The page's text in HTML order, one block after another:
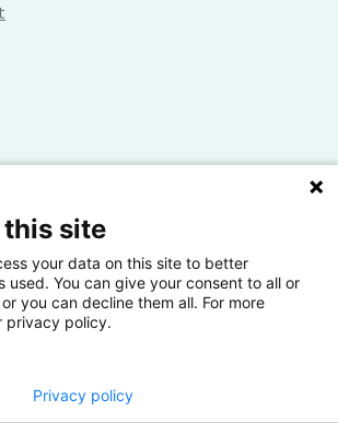
site
your data on this site to better
used. You can give your consent to all or
you can decline them all. For more
privacy policy.
Privacy policy